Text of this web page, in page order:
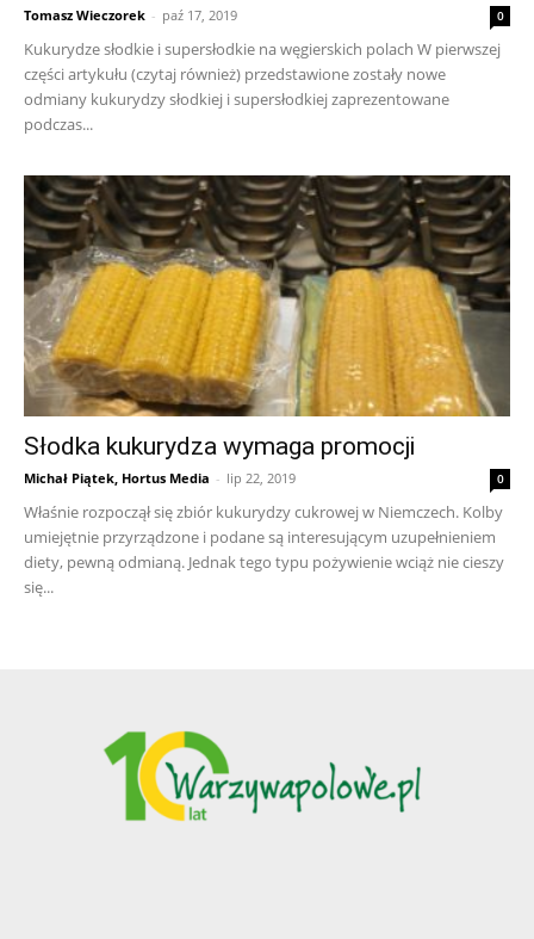
Tomasz Wieczorek - paź 17, 2019 0
Kukurydze słodkie i supersłodkie na węgierskich polach W pierwszej
części artykułu (czytaj również) przedstawione zostały nowe
odmiany kukurydzy słodkiej i supersłodkiej zaprezentowane
podczas...
Słodka kukurydza wymaga promocji
Michał Piątek, Hortus Media - lip 22, 2019 0
Właśnie rozpoczął się zbiór kukurydzy cukrowej w Niemczech. Kolby
umiejętnie przyrządzone i podane są interesującym uzupełnieniem
diety, pewną odmianą. Jednak tego typu pożywienie wciąż nie cieszy
się...